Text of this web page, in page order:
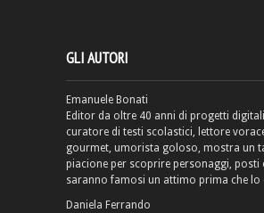
GLI AUTORI
Emanuele Bonati
Editor da oltre 40 anni di progetti
curatore di testi scolastici, lettore
gourmet, umorista goloso, mostra un
piacione per scoprire personaggi, posti
saranno famosi un attimo prima che lo
Daniela Ferrando